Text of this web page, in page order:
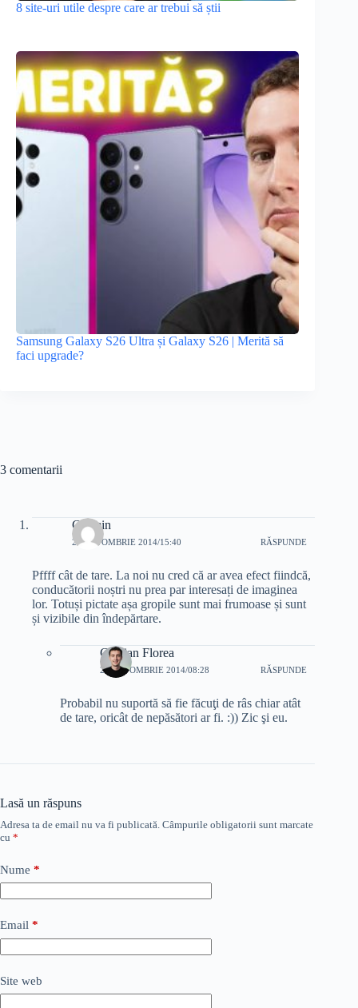
8 site-uri utile despre care ar trebui să știi
Samsung Galaxy S26 Ultra și Galaxy S26 | Merită să
faci upgrade?
3 comentarii
Cosmin
20 OCTOMBRIE 2014/15:40 RĂSPUNDE
Pffff cât de tare. La noi nu cred că ar avea efect fiindcă,
conducătorii noștri nu prea par interesați de imaginea
lor. Totuși pictate așa gropile sunt mai frumoase și sunt
și vizibile din îndepărtare.
Cristian Florea
21 OCTOMBRIE 2014/08:28 RĂSPUNDE
Probabil nu suportă să fie făcuţi de râs chiar atât
de tare, oricât de nepăsători ar fi. :)) Zic şi eu.
Lasă un răspuns
Adresa ta de email nu va fi publicată. Câmpurile obligatorii sunt marcate
cu *
Nume *
Email *
Site web